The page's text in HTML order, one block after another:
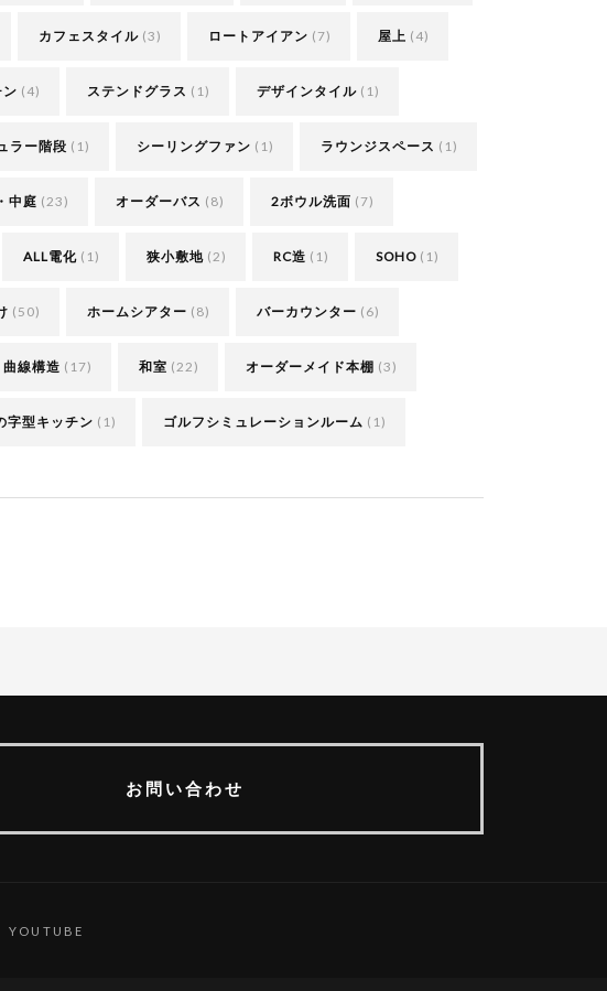
カフェスタイル (3) ロートアイアン (7) 屋上 (4)
(4) ステンドグラス (1) デザインタイル(1)
ラー階段 (1) シーリングファン (1) ラウンジスペース (1)
中庭 (23) オーダーバス (8) 2ボウル洗面 (7)
ALL電化 (1) 狭小敷地 (2) RC造 (1) SOHO (1)
(50) ホームシアター (8) バーカウンター (6)
曲線構造 (17) 和室 (22) オーダーメイド本棚 (3)
字型キッチン (1) ゴルフシミュレーションルーム (1)
お問い合わせ
YOUTUBE